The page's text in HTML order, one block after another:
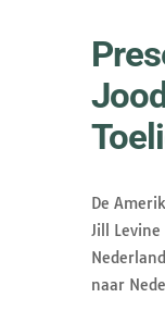
De
Jill
naar